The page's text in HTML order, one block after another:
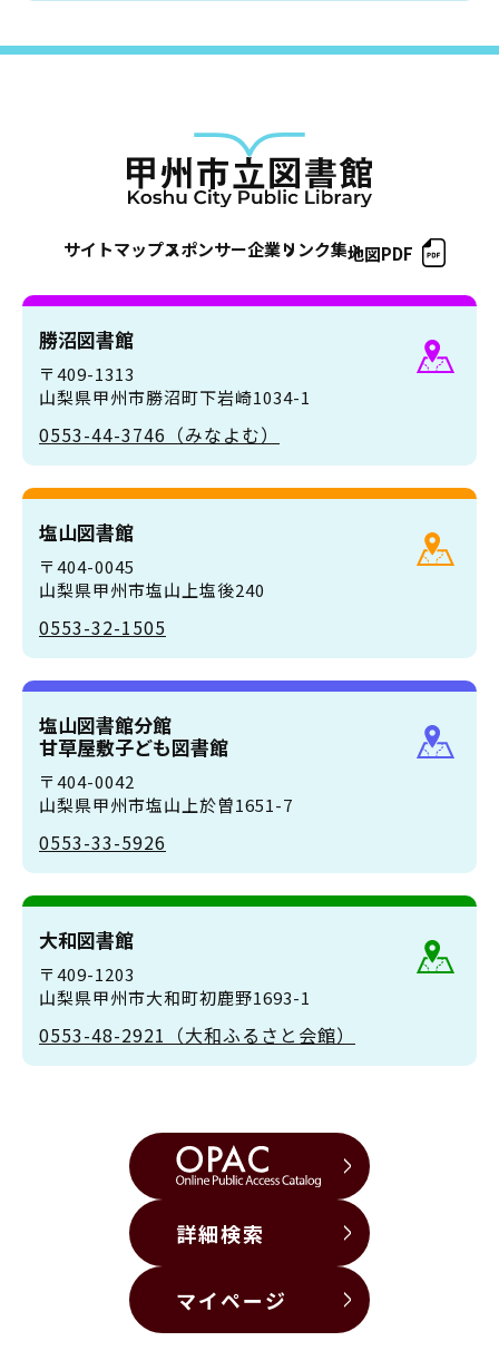
サイトマップスポンサー企業リンク集地図PDF
勝沼図書館
〒409-1313
山梨県甲州市勝沼町下岩崎1034-1
0553-44-3746（みなよむ）
塩山図書館
〒404-0045
山梨県甲州市塩山上塩後240
0553-32-1505
塩山図書館分館
甘草屋敷子ども図書館
〒404-0042
山梨県甲州市塩山上於曽1651-7
0553-33-5926
大和図書館
〒409-1203
山梨県甲州市大和町初鹿野1693-1
0553-48-2921（大和ふるさと会館）
詳細検索
マイページ